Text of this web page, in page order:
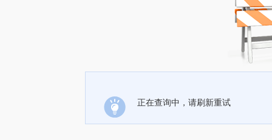
正在查询中，请刷新重试